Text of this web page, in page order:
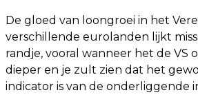
De gloed van loongroei in het
verschillende eurolanden lijkt
randje, vooral wanneer het de VS
dieper en je zult zien dat het
indicator is van de onderliggende